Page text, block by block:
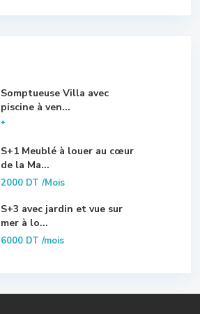
Somptueuse Villa avec
piscine à ven...
*
S+1 Meublé à louer au cœur
de la Ma...
2000 DT/Mois
S+3 avec jardin et vue sur
mer à lo...
6000 DT/mois